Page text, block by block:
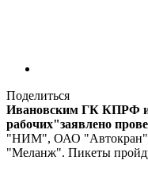
Поделиться
Ивановским ГК КПРФ
рабочих"заявлено
"НИМ", ОАО
"Меланж". Пикеты